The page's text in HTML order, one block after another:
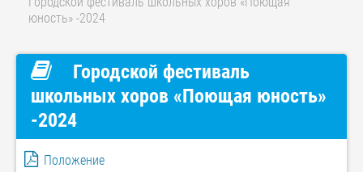
юность» -2024
Городской фестиваль
школьных хоров «Поющая юность»
-2024
Положение